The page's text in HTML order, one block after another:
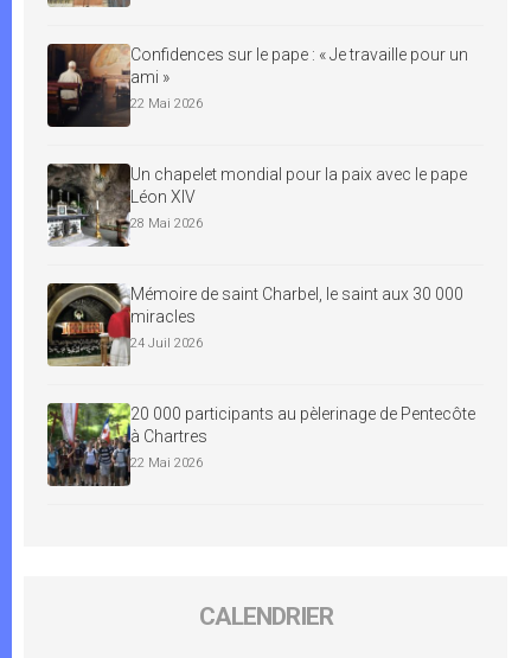
Confidences sur le pape : « Je travaille pour un
ami »
22 Mai 2026
Un chapelet mondial pour la paix avec le pape
Léon XIV
28 Mai 2026
Mémoire de saint Charbel, le saint aux 30 000
miracles
24 Juil 2026
20 000 participants au pèlerinage de Pentecôte
à Chartres
22 Mai 2026
CALENDRIER